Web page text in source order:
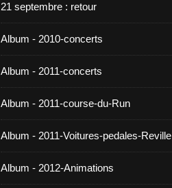
21 septembre : retour
Album - 2010-concerts
Album - 2011-concerts
Album - 2011-course-du-Run
Album - 2011-Voitures-pedales-Reville
Album - 2012-Animations